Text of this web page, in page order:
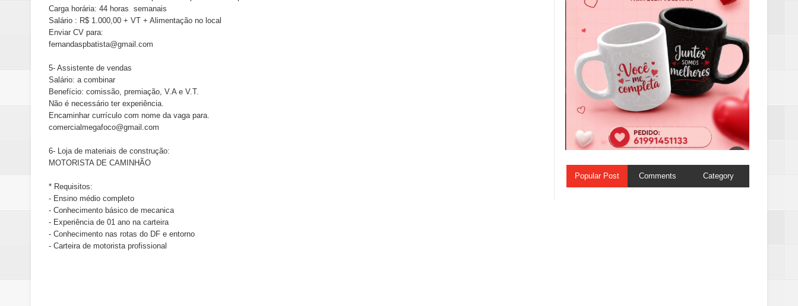
Carga horária: 44 horas semanais
Salário : R$ 1.000,00 + VT + Alimentação no local
Enviar CV para:
fernandaspbatista@gmail.com
5- Assistente de vendas
Salário: a combinar
Benefício: comissão, premiação, V.A e V.T.
Não é necessário ter experiência.
Encaminhar currículo com nome da vaga para.
comercialmegafoco@gmail.com
6- Loja de materiais de construção:
MOTORISTA DE CAMINHÃO
* Requisitos:
- Ensino médio completo
- Conhecimento básico de mecanica
- Experiência de 01 ano na carteira
- Conhecimento nas rotas do DF e entorno
- Carteira de motorista profissional
Popular Post Comments Category